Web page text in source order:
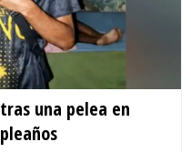
una pelea en